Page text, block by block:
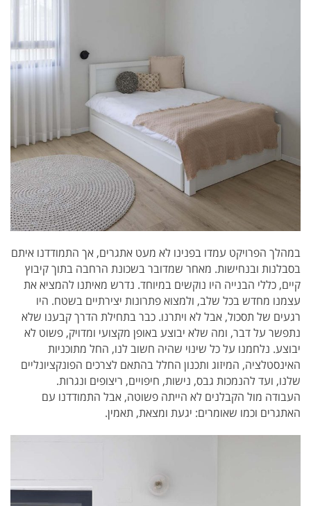
במהלך הפרויקט עמדו בפנינו לא מעט אתגרים, אך התמודדנו איתם
בסבלנות ובנחישות. מאחר שמדובר בשכונת הרחבה בתוך קיבוץ
קיים, כללי הבנייה היו נוקשים במיוחד. נדרש מאיתנו להמציא את
עצמנו מחדש בכל שלב, ולמצוא פתרונות יצירתיים בשטח. היו
רגעים של תסכול, אבל לא ויתרנו. כבר בתחילת הדרך קבענו שלא
נתפשר על דבר, ומה שלא יבוצע באופן מקצועי ומדויק, פשוט לא
יבוצע. נלחמנו על כל שינוי שהיה חשוב לנו, החל מתוכניות
האינסטלציה, המיזוג ותכנון החלל בהתאם לצרכים הפונקציונליים
שלנו, ועד להנמכות גבס, נישות, חיפויים, ריצופים ונגרות.
העבודה מול הקבלנים לא הייתה פשוטה, אבל התמודדנו עם
האתגרים וכמו שאומרים: יגעת ומצאת, תאמין.